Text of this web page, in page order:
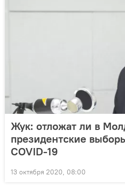
Жук: отложат ли в
президентские
COVID-19
13 октября 2020, 08:00